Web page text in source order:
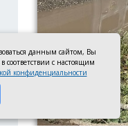
данным сайтом, Вы
соответствии с настоящим
конфиденциальности